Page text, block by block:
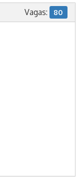
Vagas: 80